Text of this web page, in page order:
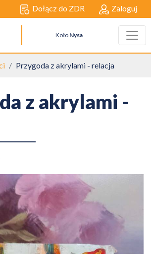
Dołącz do ZDR Zaloguj
Koło Nysa
Przygoda z akrylami - relacja
z akrylami -